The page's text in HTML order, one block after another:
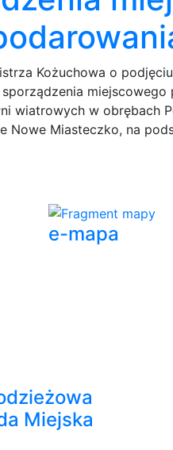
Kożuchowa o
wiatrowych w obrębach
Nowe Miasteczko, na
e-mapa
Miejska